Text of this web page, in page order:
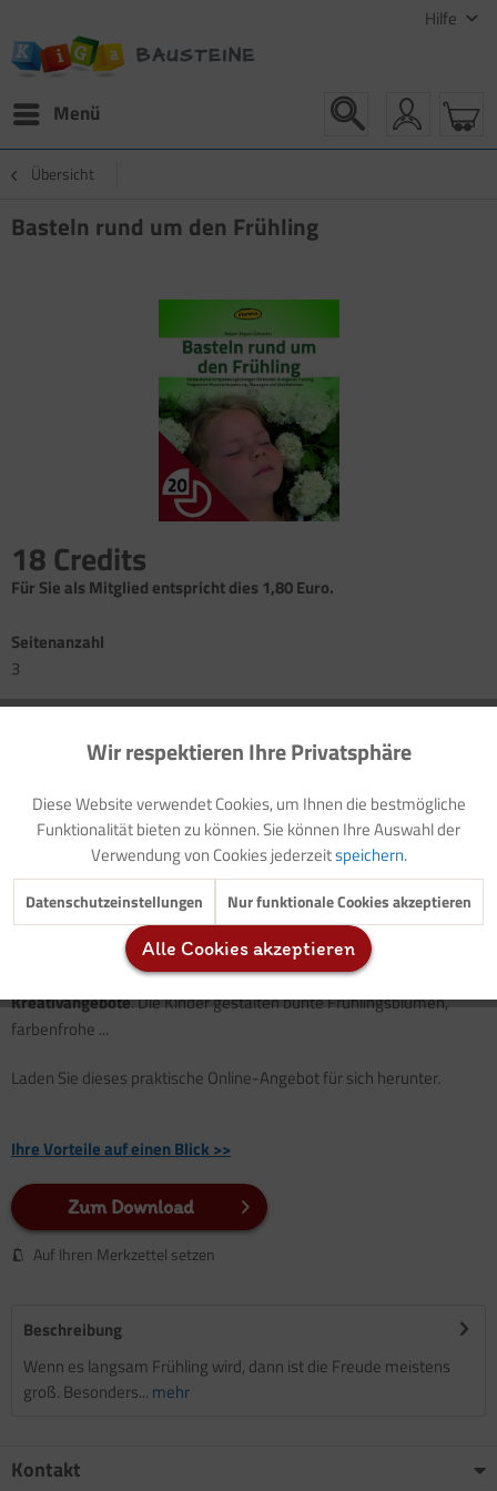
Hilfe
Menü
Übersicht
Basteln rund um den Frühling
18 Credits
Für Sie als Mitglied entspricht dies 1,80 Euro.
Seitenanzahl
3
Kreativangebot: Bunte Frühlingsblumen
Kreativangebot: Schöne Schmetterlinge
Einleitung: Berta Blindschleiche beim Sonnenbaden
Kreativangebot: Lustige Papierschlangen
Der vorliegende Buchteil enthältdrei verschiedene
Kreativangebote. Die Kinder gestalten bunte Frühlingsblumen,
farbenfrohe ...
Laden Sie dieses praktische Online-Angebot für sich herunter.
Ihre Vorteile auf einen Blick >>
Zum Download
Auf Ihren Merkzettel setzen
Beschreibung
Wenn es langsam Frühling wird, dann ist die Freude meistens
groß. Besonders... mehr
Kontakt
Funktionale Aktiv
Marketing Inaktiv
Tracking Inaktiv
Inaktiv
Wir respektieren Ihre Privatsphäre
Diese Website verwendet Cookies, um Ihnen die bestmögliche
Funktionalität bieten zu können. Sie können Ihre Auswahl der
Verwendung von Cookies jederzeitspeichern.
Datenschutzeinstellungen Nur funktionale Cookies akzeptieren
Alle Cookies akzeptieren